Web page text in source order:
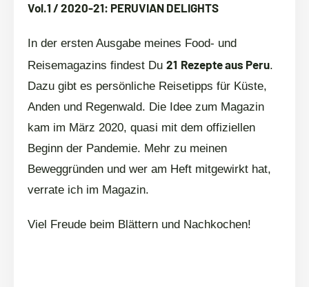
Vol.1 / 2020-21: PERUVIAN DELIGHTS
In der ersten Ausgabe meines Food- und
Reisemagazins findest Du 21 Rezepte aus Peru.
Dazu gibt es persönliche Reisetipps für Küste,
Anden und Regenwald. Die Idee zum Magazin
kam im März 2020, quasi mit dem offiziellen
Beginn der Pandemie. Mehr zu meinen
Beweggründen und wer am Heft mitgewirkt hat,
verrate ich im Magazin.
Viel Freude beim Blättern und Nachkochen!